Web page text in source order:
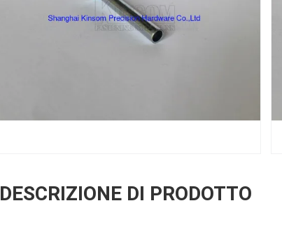
DESCRIZIONE DI PRODOTTO